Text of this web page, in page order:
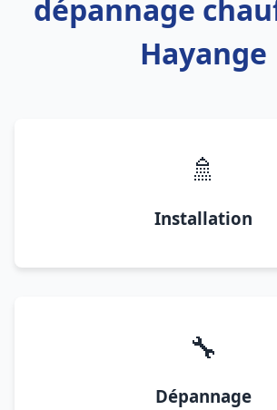
dépannage
Hayange
🚿
Installation
🔧
Dépannage